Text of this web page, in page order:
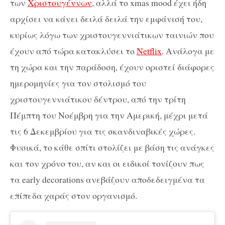
αρχίσει να κάνει δειλά δειλά την εμφάνισή του,
κυρίως λόγω των χριστουγεννιάτικων ταινιών που
έχουν από τώρα κατακλύσει τοNetflix. Ανάλογα με
τη χώρα και την παράδοση, έχουν οριστεί διάφορες
ημερομηνίες για τον στολισμό του
χριστουγεννιάτικου δέντρου, από την τρίτη
Πέμπτη του Νοέμβρη για την Αμερική, μέχρι μετά
τις 6 Δεκεμβρίου για τις σκανδιναβικές χώρες.
Φυσικά, το κάθε σπίτι στολίζει με βάση τις ανάγκες
και τον χρόνο του, αν και οι ειδικοί τονίζουν πως
τα early decorations ανεβάζουν αποδεδειγμένα τα
επίπεδα χαράς στον οργανισμό.